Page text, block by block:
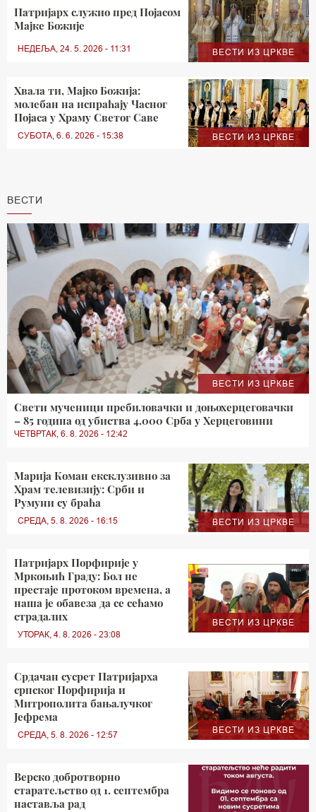
ВЕСТИ ИЗ ЦРКВЕ
Патријарх служио пред Појасом
Мајке Божије
НЕДЕЉА, 24. 5. 2026 - 11:31
ВЕСТИ ИЗ ЦРКВЕ
Хвала ти, Мајко Божија:
молебан на испраћају Часног
Појаса у Храму Светог Саве
СУБОТА, 6. 6. 2026 - 15:38
ВЕСТИ
ВЕСТИ ИЗ ЦРКВЕ
Свети мученици пребиловачки и доњохерцеговачки
– 85 година од убиства 4.000 Срба у Херцеговини
ЧЕТВРТАК, 6. 8. 2026 - 12:42
ВЕСТИ ИЗ ЦРКВЕ
Марија Коман ексклузивно за
Храм телевизију: Срби и
Румуни су браћа
СРЕДА, 5. 8. 2026 - 16:15
ВЕСТИ ИЗ ЦРКВЕ
Патријарх Порфирије у
Мркоњић Граду: Бол не
престаје протоком времена, а
наша је обавеза да се сећамо
страдалих
УТОРАК, 4. 8. 2026 - 23:08
ВЕСТИ ИЗ ЦРКВЕ
Срдачан сусрет Патријарха
српског Порфирија и
Митрополита бањалучког
Јефрема
СРЕДА, 5. 8. 2026 - 12:57
Верско добротворно
старатељство од 1. септембра
наставља рад